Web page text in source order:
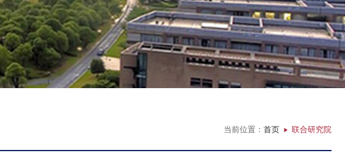
当前位置： 首页 联合研究院